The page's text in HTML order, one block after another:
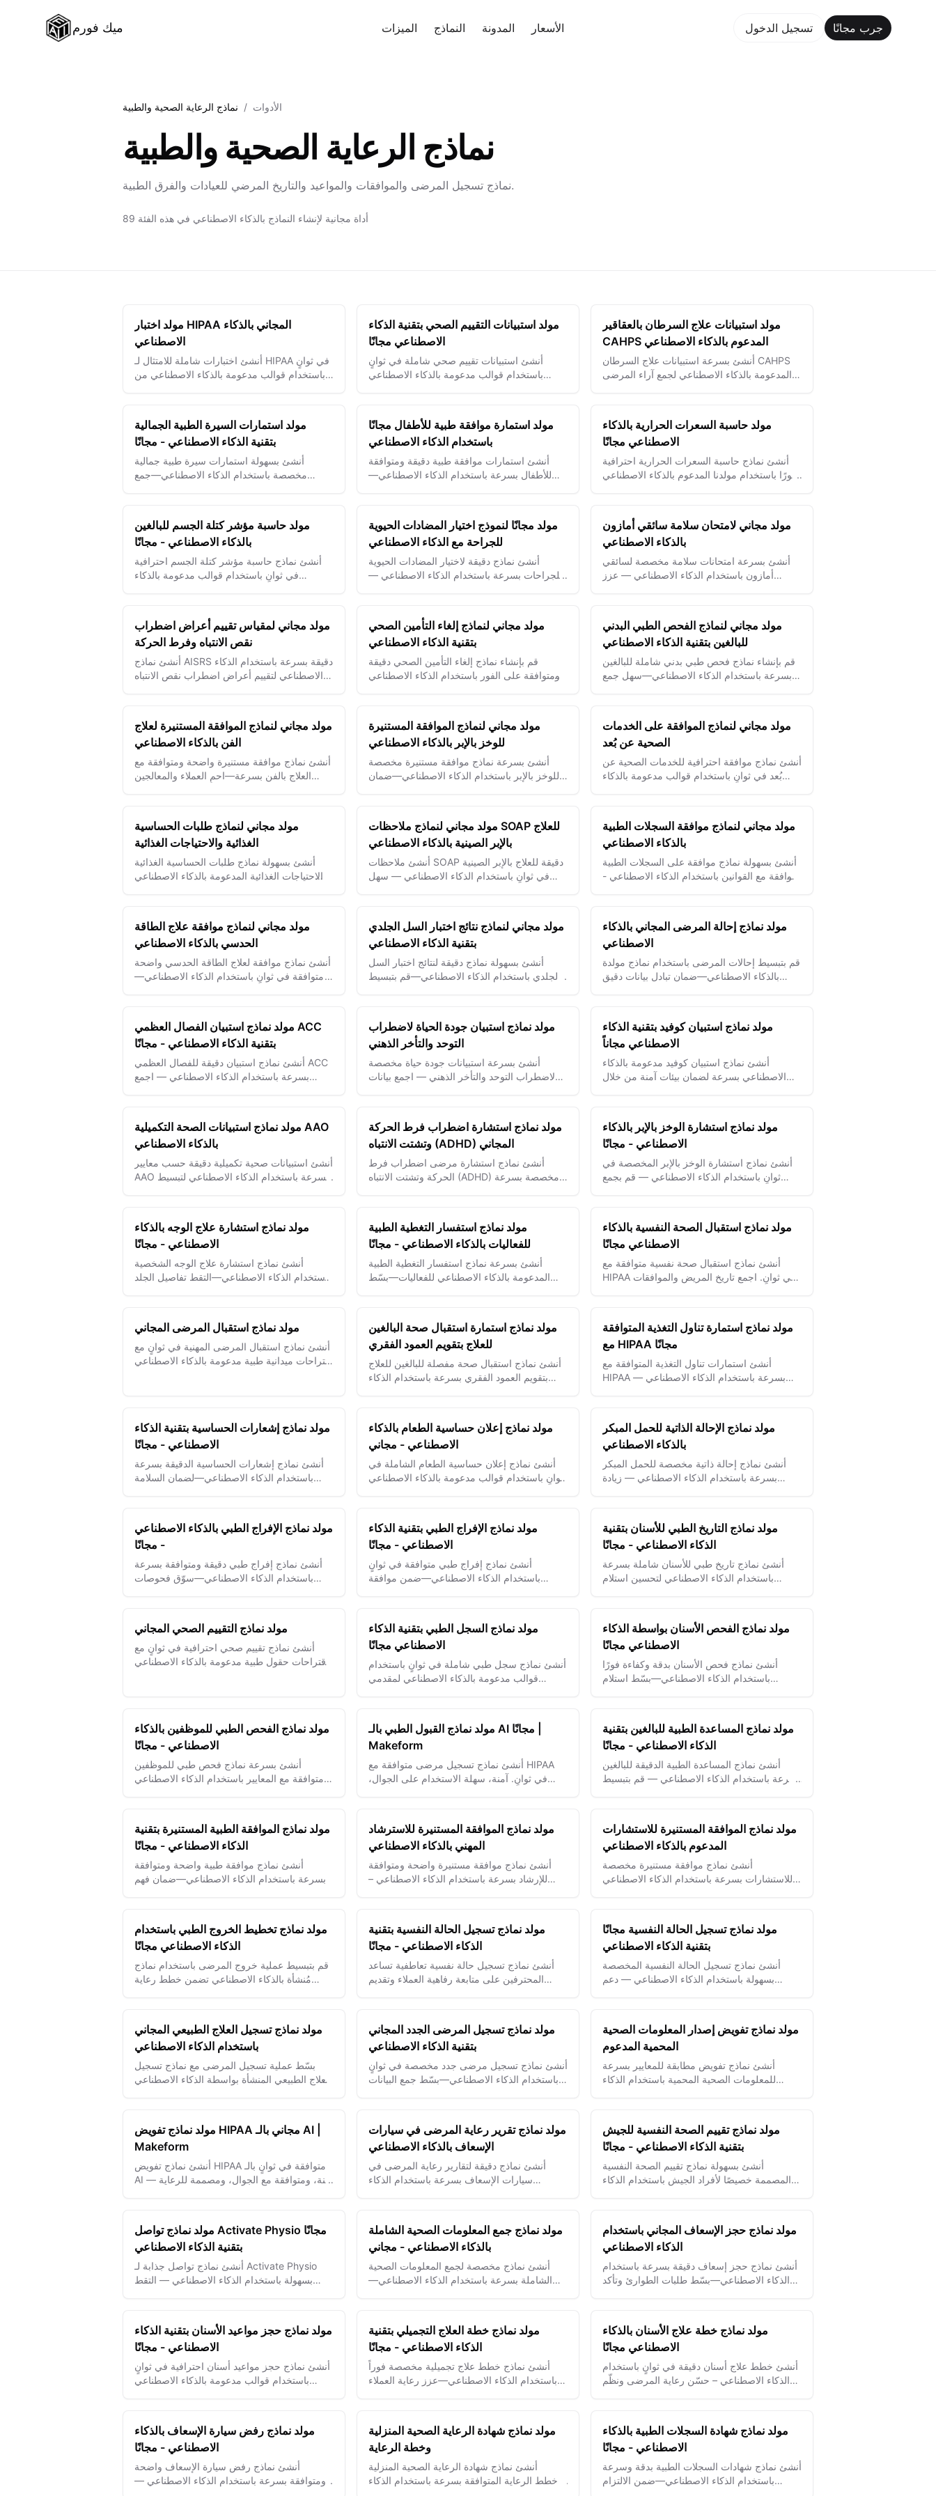
ميك فورم الميزات النماذج المدونة الأسعار تسجيل الدخول جرب مجانًا
الأدوات / نماذج الرعاية الصحية والطبية
نماذج الرعاية الصحية والطبية
نماذج تسجيل المرضى والموافقات والمواعيد والتاريخ المرضي للعيادات والفرق الطبية.
89 أداة مجانية لإنشاء النماذج بالذكاء الاصطناعي في هذه الفئة
مولد اختبار HIPAA المجاني بالذكاء
الاصطناعي
أنشئ اختبارات شاملة للامتثال لـ HIPAA في ثوانٍ
باستخدام قوالب مدعومة بالذكاء الاصطناعي من
مولد استبيانات التقييم الصحي بتقنية الذكاء
الاصطناعي مجانًا
أنشئ استبيانات تقييم صحي شاملة في ثوانٍ
باستخدام قوالب مدعومة بالذكاء الاصطناعي
مولد استبيانات علاج السرطان بالعقاقير
CAHPS المدعوم بالذكاء الاصطناعي
أنشئ بسرعة استبيانات علاج السرطان CAHPS
المدعومة بالذكاء الاصطناعي لجمع آراء المرضى
مولد استمارات السيرة الطبية الجمالية
بتقنية الذكاء الاصطناعي - مجانًا
أنشئ بسهولة استمارات سيرة طبية جمالية
مخصصة باستخدام الذكاء الاصطناعي—جمع
مولد استمارة موافقة طبية للأطفال مجانًا
باستخدام الذكاء الاصطناعي
أنشئ استمارات موافقة طبية دقيقة ومتوافقة
للأطفال بسرعة باستخدام الذكاء الاصطناعي—
مولد حاسبة السعرات الحرارية بالذكاء
الاصطناعي مجانًا
أنشئ نماذج حاسبة السعرات الحرارية احترافية
فورًا باستخدام مولدنا المدعوم بالذكاء الاصطناعي
مولد حاسبة مؤشر كتلة الجسم للبالغين
بالذكاء الاصطناعي - مجانًا
أنشئ نماذج حاسبة مؤشر كتلة الجسم احترافية
في ثوانٍ باستخدام قوالب مدعومة بالذكاء
مولد مجانًا لنموذج اختيار المضادات الحيوية
للجراحة مع الذكاء الاصطناعي
أنشئ نماذج دقيقة لاختيار المضادات الحيوية
للجراحات بسرعة باستخدام الذكاء الاصطناعي —
مولد مجاني لامتحان سلامة سائقي أمازون
بالذكاء الاصطناعي
أنشئ بسرعة امتحانات سلامة مخصصة لسائقي
أمازون باستخدام الذكاء الاصطناعي — عزز
مولد مجاني لمقياس تقييم أعراض اضطراب
نقص الانتباه وفرط الحركة
أنشئ نماذج AISRS دقيقة بسرعة باستخدام الذكاء
الاصطناعي لتقييم أعراض اضطراب نقص الانتباه
مولد مجاني لنماذج إلغاء التأمين الصحي
بتقنية الذكاء الاصطناعي
قم بإنشاء نماذج إلغاء التأمين الصحي دقيقة
ومتوافقة على الفور باستخدام الذكاء الاصطناعي
مولد مجاني لنماذج الفحص الطبي البدني
للبالغين بتقنية الذكاء الاصطناعي
قم بإنشاء نماذج فحص طبي بدني شاملة للبالغين
بسرعة باستخدام الذكاء الاصطناعي—سهل جمع
مولد مجاني لنماذج الموافقة المستنيرة لعلاج
الفن بالذكاء الاصطناعي
أنشئ نماذج موافقة مستنيرة واضحة ومتوافقة مع
العلاج بالفن بسرعة—احمِ العملاء والمعالجين
مولد مجاني لنماذج الموافقة المستنيرة
للوخز بالإبر بالذكاء الاصطناعي
أنشئ بسرعة نماذج موافقة مستنيرة مخصصة
للوخز بالإبر باستخدام الذكاء الاصطناعي—ضمان
مولد مجاني لنماذج الموافقة على الخدمات
الصحية عن بُعد
أنشئ نماذج موافقة احترافية للخدمات الصحية عن
بُعد في ثوانٍ باستخدام قوالب مدعومة بالذكاء
مولد مجاني لنماذج طلبات الحساسية
الغذائية والاحتياجات الغذائية
أنشئ بسهولة نماذج طلبات الحساسية الغذائية
والاحتياجات الغذائية المدعومة بالذكاء الاصطناعي
مولد مجاني لنماذج ملاحظات SOAP للعلاج
بالإبر الصينية بالذكاء الاصطناعي
أنشئ ملاحظات SOAP دقيقة للعلاج بالإبر الصينية
في ثوانٍ باستخدام الذكاء الاصطناعي — سهل
مولد مجاني لنماذج موافقة السجلات الطبية
بالذكاء الاصطناعي
أنشئ بسهولة نماذج موافقة على السجلات الطبية
متوافقة مع القوانين باستخدام الذكاء الاصطناعي -
مولد مجاني لنماذج موافقة علاج الطاقة
الحدسي بالذكاء الاصطناعي
أنشئ نماذج موافقة لعلاج الطاقة الحدسي واضحة
ومتوافقة في ثوانٍ باستخدام الذكاء الاصطناعي—
مولد مجاني لنماذج نتائج اختبار السل الجلدي
بتقنية الذكاء الاصطناعي
أنشئ بسهولة نماذج دقيقة لنتائج اختبار السل
الجلدي باستخدام الذكاء الاصطناعي—قم بتبسيط
مولد نماذج إحالة المرضى المجاني بالذكاء
الاصطناعي
قم بتبسيط إحالات المرضى باستخدام نماذج مولدة
بالذكاء الاصطناعي—ضمان تبادل بيانات دقيق
مولد نماذج استبيان الفصال العظمي ACC
بتقنية الذكاء الاصطناعي - مجانًا
أنشئ نماذج استبيان دقيقة للفصال العظمي ACC
بسرعة باستخدام الذكاء الاصطناعي — اجمع
مولد نماذج استبيان جودة الحياة لاضطراب
التوحد والتأخر الذهني
أنشئ بسرعة استبيانات جودة حياة مخصصة
لاضطراب التوحد والتأخر الذهني — اجمع بيانات
مولد نماذج استبيان كوفيد بتقنية الذكاء
الاصطناعي مجاناً
أنشئ نماذج استبيان كوفيد مدعومة بالذكاء
الاصطناعي بسرعة لضمان بيئات آمنة من خلال
مولد نماذج استبيانات الصحة التكميلية AAO
بالذكاء الاصطناعي
أنشئ استبيانات صحية تكميلية دقيقة حسب معايير
AAO بسرعة باستخدام الذكاء الاصطناعي لتبسيط
مولد نماذج استشارة اضطراب فرط الحركة
وتشتت الانتباه (ADHD) المجاني
أنشئ نماذج استشارة مرضى اضطراب فرط
الحركة وتشتت الانتباه (ADHD) مخصصة بسرعة
مولد نماذج استشارة الوخز بالإبر بالذكاء
الاصطناعي - مجانًا
أنشئ نماذج استشارة الوخز بالإبر المخصصة في
ثوانٍ باستخدام الذكاء الاصطناعي — قم بجمع
مولد نماذج استشارة علاج الوجه بالذكاء
الاصطناعي - مجانًا
أنشئ نماذج استشارة علاج الوجه الشخصية
باستخدام الذكاء الاصطناعي—التقط تفاصيل الجلد
مولد نماذج استفسار التغطية الطبية
للفعاليات بالذكاء الاصطناعي - مجانًا
أنشئ بسرعة نماذج استفسار التغطية الطبية
المدعومة بالذكاء الاصطناعي للفعاليات—بسّط
مولد نماذج استقبال الصحة النفسية بالذكاء
الاصطناعي مجانًا
أنشئ نماذج استقبال صحة نفسية متوافقة مع
HIPAA في ثوانٍ. اجمع تاريخ المريض والموافقات
مولد نماذج استقبال المرضى المجاني
أنشئ نماذج استقبال المرضى المهنية في ثوانٍ مع
اقتراحات ميدانية طبية مدعومة بالذكاء الاصطناعي
مولد نماذج استمارة استقبال صحة البالغين
للعلاج بتقويم العمود الفقري
أنشئ نماذج استقبال صحة مفصلة للبالغين للعلاج
بتقويم العمود الفقري بسرعة باستخدام الذكاء
مولد نماذج استمارة تناول التغذية المتوافقة
مع HIPAA مجانًا
أنشئ استمارات تناول التغذية المتوافقة مع
HIPAA بسرعة باستخدام الذكاء الاصطناعي —
مولد نماذج إشعارات الحساسية بتقنية الذكاء
الاصطناعي - مجانًا
أنشئ نماذج إشعارات الحساسية الدقيقة بسرعة
باستخدام الذكاء الاصطناعي—لضمان السلامة
مولد نماذج إعلان حساسية الطعام بالذكاء
الاصطناعي - مجاني
أنشئ نماذج إعلان حساسية الطعام الشاملة في
ثوانٍ باستخدام قوالب مدعومة بالذكاء الاصطناعي
مولد نماذج الإحالة الذاتية للحمل المبكر
بالذكاء الاصطناعي
أنشئ نماذج إحالة ذاتية مخصصة للحمل المبكر
بسرعة باستخدام الذكاء الاصطناعي — زيادة
مولد نماذج الإفراج الطبي بالذكاء الاصطناعي
- مجانًا
أنشئ نماذج إفراج طبي دقيقة ومتوافقة بسرعة
باستخدام الذكاء الاصطناعي—سوّق فحوصات
مولد نماذج الإفراج الطبي بتقنية الذكاء
الاصطناعي - مجانًا
أنشئ نماذج إفراج طبي متوافقة في ثوانٍ
باستخدام الذكاء الاصطناعي—ضمن موافقة
مولد نماذج التاريخ الطبي للأسنان بتقنية
الذكاء الاصطناعي - مجانًا
أنشئ نماذج تاريخ طبي للأسنان شاملة بسرعة
باستخدام الذكاء الاصطناعي لتحسين استلام
مولد نماذج التقييم الصحي المجاني
أنشئ نماذج تقييم صحي احترافية في ثوانٍ مع
اقتراحات حقول طبية مدعومة بالذكاء الاصطناعي
مولد نماذج السجل الطبي بتقنية الذكاء
الاصطناعي مجانًا
أنشئ نماذج سجل طبي شاملة في ثوانٍ باستخدام
قوالب مدعومة بالذكاء الاصطناعي لمقدمي
مولد نماذج الفحص الأسنان بواسطة الذكاء
الاصطناعي مجانًا
أنشئ نماذج فحص الأسنان بدقة وكفاءة فورًا
باستخدام الذكاء الاصطناعي—بسّط استلام
مولد نماذج الفحص الطبي للموظفين بالذكاء
الاصطناعي - مجانًا
أنشئ بسرعة نماذج فحص طبي للموظفين
متوافقة مع المعايير باستخدام الذكاء الاصطناعي
مولد نماذج القبول الطبي بالـ AI مجانًا |
Makeform
أنشئ نماذج تسجيل مرضى متوافقة مع HIPAA
في ثوانٍ. آمنة، سهلة الاستخدام على الجوال،
مولد نماذج المساعدة الطبية للبالغين بتقنية
الذكاء الاصطناعي - مجانًا
أنشئ نماذج المساعدة الطبية الدقيقة للبالغين
بسرعة باستخدام الذكاء الاصطناعي — قم بتبسيط
مولد نماذج الموافقة الطبية المستنيرة بتقنية
الذكاء الاصطناعي - مجانًا
أنشئ نماذج موافقة طبية واضحة ومتوافقة
بسرعة باستخدام الذكاء الاصطناعي—ضمان فهم
مولد نماذج الموافقة المستنيرة للاسترشاد
المهني بالذكاء الاصطناعي
أنشئ نماذج موافقة مستنيرة واضحة ومتوافقة
للإرشاد بسرعة باستخدام الذكاء الاصطناعي –
مولد نماذج الموافقة المستنيرة للاستشارات
المدعوم بالذكاء الاصطناعي
أنشئ نماذج موافقة مستنيرة مخصصة
للاستشارات بسرعة باستخدام الذكاء الاصطناعي
مولد نماذج تخطيط الخروج الطبي باستخدام
الذكاء الاصطناعي مجانًا
قم بتبسيط عملية خروج المرضى باستخدام نماذج
مُنشأة بالذكاء الاصطناعي تضمن خطط رعاية
مولد نماذج تسجيل الحالة النفسية بتقنية
الذكاء الاصطناعي - مجانًا
أنشئ نماذج تسجيل حالة نفسية تعاطفية تساعد
المحترفين على متابعة رفاهية العملاء وتقديم
مولد نماذج تسجيل الحالة النفسية مجانًا
بتقنية الذكاء الاصطناعي
أنشئ نماذج تسجيل الحالة النفسية المخصصة
بسهولة باستخدام الذكاء الاصطناعي — دعم
مولد نماذج تسجيل العلاج الطبيعي المجاني
باستخدام الذكاء الاصطناعي
بسّط عملية تسجيل المرضى مع نماذج تسجيل
العلاج الطبيعي المنشأة بواسطة الذكاء الاصطناعي
مولد نماذج تسجيل المرضى الجدد المجاني
بتقنية الذكاء الاصطناعي
أنشئ نماذج تسجيل مرضى جدد مخصصة في ثوانٍ
باستخدام الذكاء الاصطناعي—بسّط جمع البيانات
مولد نماذج تفويض إصدار المعلومات الصحية
المحمية المدعوم
أنشئ نماذج تفويض مطابقة للمعايير بسرعة
للمعلومات الصحية المحمية باستخدام الذكاء
مولد نماذج تفويض HIPAA مجاني بالـ AI |
Makeform
أنشئ نماذج تفويض HIPAA متوافقة في ثوانٍ بالـ
AI — آمنة، ومتوافقة مع الجوال، ومصممة للرعاية
مولد نماذج تقرير رعاية المرضى في سيارات
الإسعاف بالذكاء الاصطناعي
أنشئ نماذج دقيقة لتقارير رعاية المرضى في
سيارات الإسعاف بسرعة باستخدام الذكاء
مولد نماذج تقييم الصحة النفسية للجيش
بتقنية الذكاء الاصطناعي - مجانًا
أنشئ بسهولة نماذج تقييم الصحة النفسية
المصممة خصيصًا لأفراد الجيش باستخدام الذكاء
مولد نماذج تواصل Activate Physio مجانًا
بتقنية الذكاء الاصطناعي
أنشئ نماذج تواصل جذابة لـ Activate Physio
بسهولة باستخدام الذكاء الاصطناعي — التقط
مولد نماذج جمع المعلومات الصحية الشاملة
بالذكاء الاصطناعي - مجاني
أنشئ نماذج مخصصة لجمع المعلومات الصحية
الشاملة بسرعة باستخدام الذكاء الاصطناعي—
مولد نماذج حجز الإسعاف المجاني باستخدام
الذكاء الاصطناعي
أنشئ نماذج حجز إسعاف دقيقة بسرعة باستخدام
الذكاء الاصطناعي—بسّط طلبات الطوارئ وتأكد
مولد نماذج حجز مواعيد الأسنان بتقنية الذكاء
الاصطناعي - مجانًا
أنشئ نماذج حجز مواعيد أسنان احترافية في ثوانٍ
باستخدام قوالب مدعومة بالذكاء الاصطناعي
مولد نماذج خطة العلاج التجميلي بتقنية
الذكاء الاصطناعي - مجانًا
أنشئ نماذج خطط علاج تجميلية مخصصة فوراً
باستخدام الذكاء الاصطناعي—عزز رعاية العملاء
مولد نماذج خطة علاج الأسنان بالذكاء
الاصطناعي مجانًا
أنشئ خطط علاج أسنان دقيقة في ثوانٍ باستخدام
الذكاء الاصطناعي – حسّن رعاية المرضى ونظّم
مولد نماذج رفض سيارة الإسعاف بالذكاء
الاصطناعي - مجانًا
أنشئ نماذج رفض سيارة الإسعاف واضحة
ومتوافقة بسرعة باستخدام الذكاء الاصطناعي —
مولد نماذج شهادة الرعاية الصحية المنزلية
وخطة الرعاية
أنشئ نماذج شهادة الرعاية الصحية المنزلية
وخطط الرعاية المتوافقة بسرعة باستخدام الذكاء
مولد نماذج شهادة السجلات الطبية بالذكاء
الاصطناعي - مجانًا
أنشئ نماذج شهادات السجلات الطبية بدقة وسرعة
باستخدام الذكاء الاصطناعي—ضمن الالتزام